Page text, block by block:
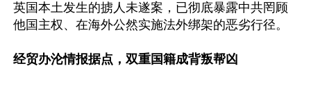
英国本土发生的掳人未遂案，已彻底暴露中共罔顾
他国主权、在海外公然实施法外绑架的恶劣行径。
经贸办沦情报据点，双重国籍成背叛帮凶